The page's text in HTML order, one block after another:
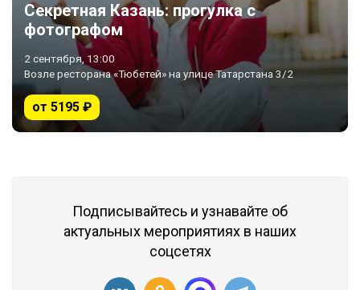
Секретная Казань: прогулка с
фотографом
2 сентября, 13:00
Возле ресторана «Тюбетей» на улице Татарстана 3/2
от 5195 ₽
Подписывайтесь и узнавайте об
актуальных мероприятиях в наших
соцсетях